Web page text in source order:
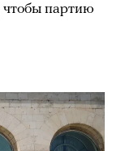
чтобы партию